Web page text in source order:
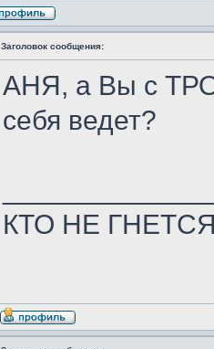
Заголовок сообщения:
АНЯ, а Вы с
себя ведет?
КТО НЕ